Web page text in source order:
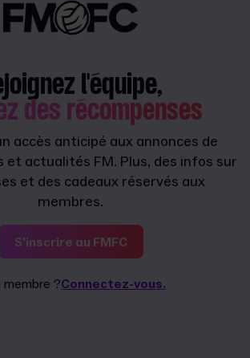
l'équipe,
des récompenses
accès anticipé aux annonces de
actualités FM. Plus, des infos sur
et des cadeaux réservés aux
membres.
S'inscrire au FMFC
membre ?Connectez-vous.